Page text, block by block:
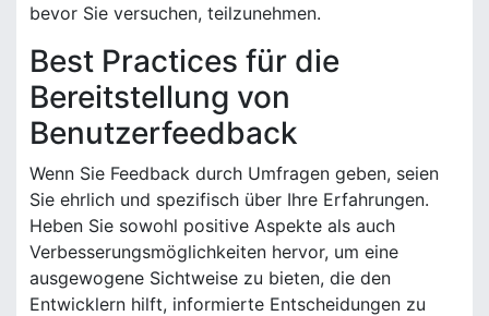
bevor Sie versuchen, teilzunehmen.
Best Practices für die
Bereitstellung von
Benutzerfeedback
Wenn Sie Feedback durch Umfragen geben, seien
Sie ehrlich und spezifisch über Ihre Erfahrungen.
Heben Sie sowohl positive Aspekte als auch
Verbesserungsmöglichkeiten hervor, um eine
ausgewogene Sichtweise zu bieten, die den
Entwicklern hilft, informierte Entscheidungen zu